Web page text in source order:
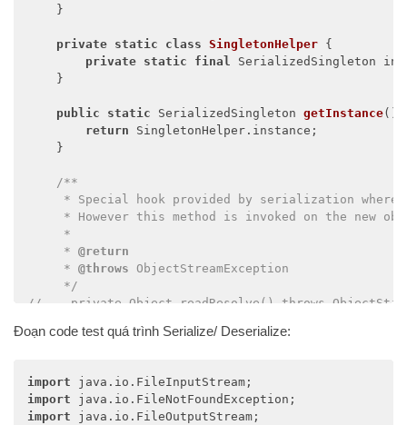
    }
private static class SingletonHelper {
private static final
SerializedSingleton
    }
public static SerializedSingleton getInstance()
return SingletonHelper.instance;
    }
/**
* Special hook provided by serialization
* However this method is invoked on the new
     *
     *
@return
     *
@throws ObjectStreamException
     */
//    private Object readResolve() throws
//    }
Đoạn code test quá trình Serialize/ Deserialize:
import
import
import